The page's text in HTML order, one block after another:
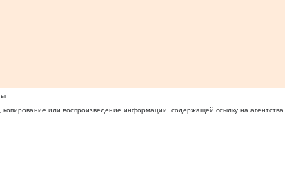
копирование или воспроизведение информации, содержащей ссылку на